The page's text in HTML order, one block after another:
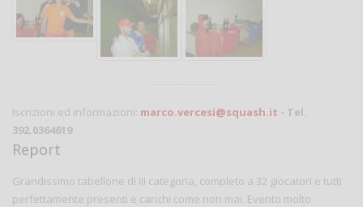
Iscrizioni ed informazioni: marco.vercesi@squash.it - Tel.
392.0364619
Report
Grandissimo tabellone di III categoria, completo a 32 giocatori e tutti
perfettamente presenti e carichi come non mai. Evento molto